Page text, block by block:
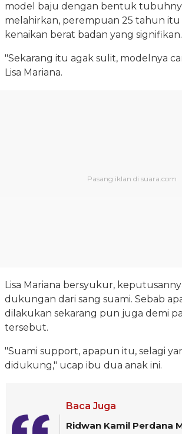
model baju dengan bentuk
melahirkan, perempuan 25 tahun
kenaikan berat badan yang signifikan.
"Sekarang itu agak sulit, modelnya
Lisa Mariana.
Lisa Mariana bersyukur,
dukungan dari sang suami. Sebab
dilakukan sekarang pun juga demi
tersebut.
"Suami support, apapun itu, selagi
didukung," ucap ibu dua anak ini.
Baca Juga
Ridwan Kamil Perdana